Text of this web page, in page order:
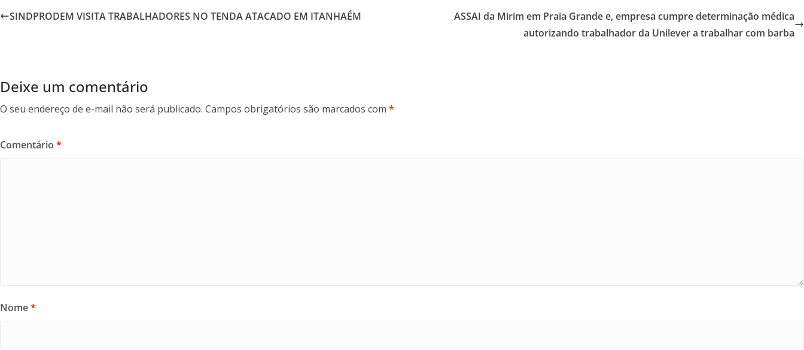
b er l e
SINDPRODEM VISITA TRABALHADORES NO TENDA ATACADO EM ITANHAÉM
ASSAI da Mirim em Praia Grande e, empresa cumpre determinação médica
autorizando trabalhador da Unilever a trabalhar com barba
Deixe um comentário
O seu endereço de e-mail não será publicado. Campos obrigatórios são marcados com *
Comentário *
Nome*